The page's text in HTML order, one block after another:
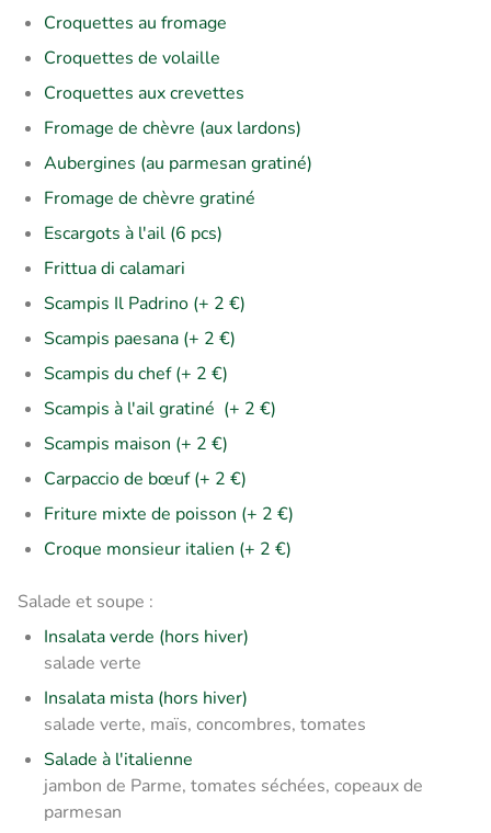
Croquettes au fromage
Croquettes de volaille
Croquettes aux crevettes
Fromage de chèvre (aux lardons)
Aubergines (au parmesan gratiné)
Fromage de chèvre gratiné
Escargots à l'ail (6 pcs)
Frittua di calamari
Scampis Il Padrino (+ 2 €)
Scampis paesana (+ 2 €)
Scampis du chef (+ 2 €)
Scampis à l'ail gratiné (+ 2 €)
Scampis maison (+ 2 €)
Carpaccio de bœuf (+ 2 €)
Friture mixte de poisson (+ 2 €)
Croque monsieur italien (+ 2 €)
Salade et soupe :
Insalata verde (hors hiver)
salade verte
Insalata mista (hors hiver)
salade verte, maïs, concombres, tomates
Salade à l'italienne
jambon de Parme, tomates séchées, copeaux de
parmesan